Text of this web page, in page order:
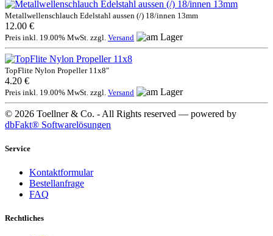
Metallwellenschlauch Edelstahl aussen (/) 18/innen 13mm
12.00 €
Preis inkl. 19.00% MwSt. zzgl. Versand
TopFlite Nylon Propeller 11x8"
4.20 €
Preis inkl. 19.00% MwSt. zzgl. Versand
© 2026 Toellner & Co. - All Rights reserved — powered by
dbFakt® Softwarelösungen
Service
Kontaktformular
Bestellanfrage
FAQ
Rechtliches